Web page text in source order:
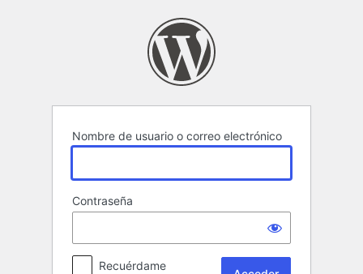
Nombre de usuario o correo electrónico
Contraseña
Recuérdame